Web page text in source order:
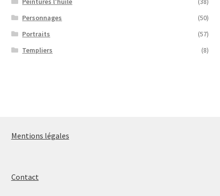
Personnages
(50)
Portraits
(57)
Templiers
(8)
Mentions légales
Contact